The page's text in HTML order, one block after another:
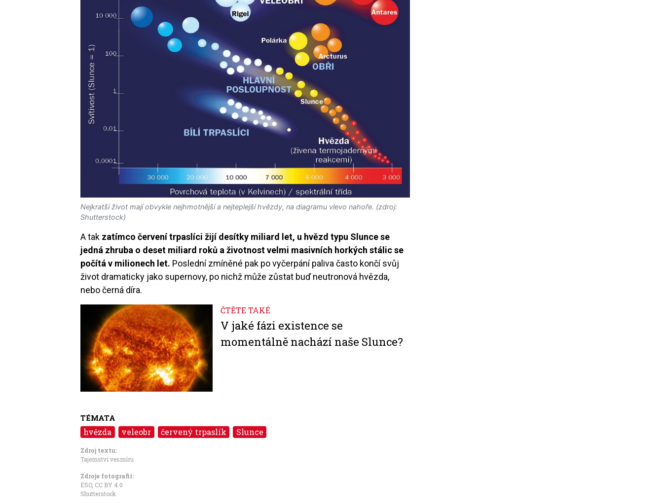
Nejkratší život mají obvykle nejhmotnější a nejteplejší hvězdy, na diagramu vlevo nahoře. (zdroj:
Shutterstock)
A tak zatímco červení trpaslíci žijí desítky miliard let, u hvězd typu Slunce se
jedná zhruba o deset miliard roků a životnost velmi masivních horkých stálic se
počítá v milionech let. Poslední zmíněné pak po vyčerpání paliva často končí svůj
život dramaticky jako supernovy, po nichž může zůstat buď neutronová hvězda,
nebo černá díra.
ČTĚTE TAKÉ
V jaké fázi existence se
momentálně nachází naše Slunce?
TÉMATA
hvězda veleobr červený trpaslík Slunce
Zdroj textu:
Tajemství vesmíru
Zdroje fotografii:
ESO, CC BY 4.0
Shutterstock